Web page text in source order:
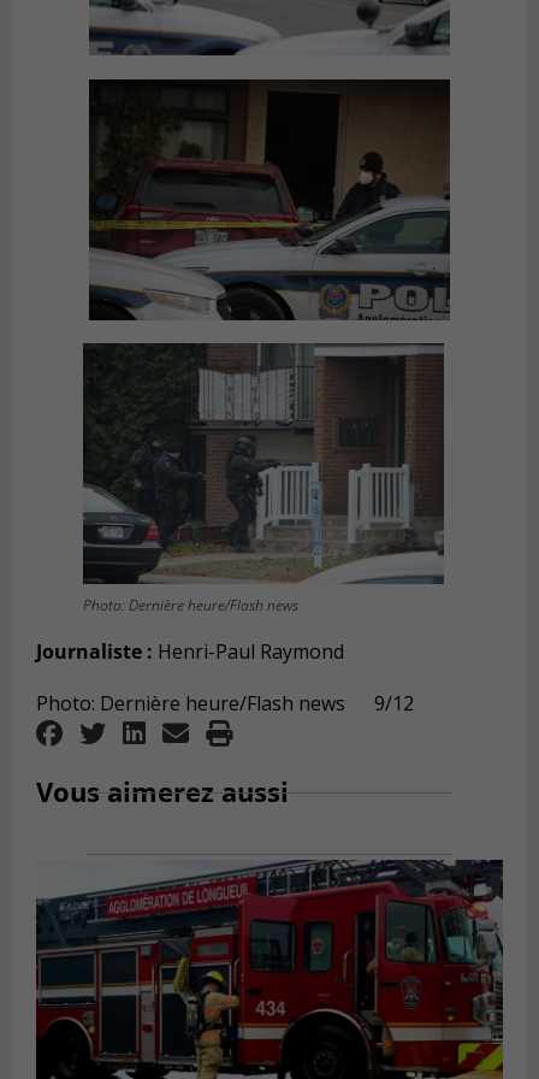
Photo: Dernière heure/Flash news
Journaliste : Henri-Paul Raymond
Photo: Dernière heure/Flash news 9/12
Vous aimerez aussi